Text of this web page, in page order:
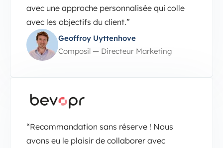
avec une approche personnalisée qui colle
avec les objectifs du client.”
Geoffroy Uyttenhove
Composil — Directeur Marketing
“Recommandation sans réserve ! Nous
avons eu le plaisir de collaborer avec